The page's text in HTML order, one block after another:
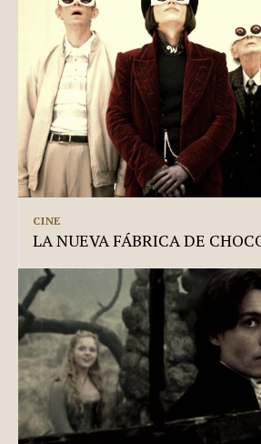
CINE
LA NUEVA FÁBRICA DE